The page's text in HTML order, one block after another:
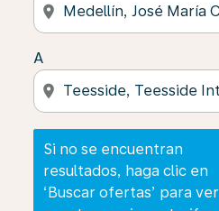
location_on
A
location_on
Si no se encuentran
resultados, haga clic en
‘Buscar ofertas’ para ver